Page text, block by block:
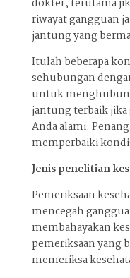
riwayat gangguan
jantung yang
Itulah beberapa
sehubungan
untuk
jantung terbaik
Anda alami.
memperbaiki
Jenis penelitian
Pemeriksaan
mencegah
membahayakan
pemeriksaan yang
memeriksa